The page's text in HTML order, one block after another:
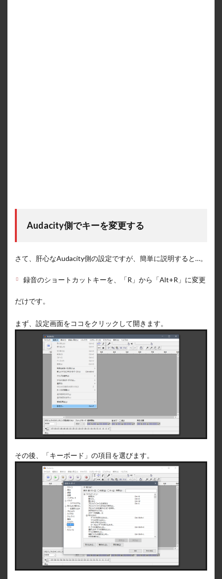
Audacity側でキーを変更する
さて、肝心なAudacity側の設定ですが、簡単に説明すると…。
録音のショートカットキーを、「R」から「Alt+R」に変更
だけです。
まず、設定画面をココをクリックして開きます。
その後、「キーボード」の項目を選びます。